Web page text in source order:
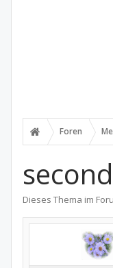
Foren
Dieses Thema im